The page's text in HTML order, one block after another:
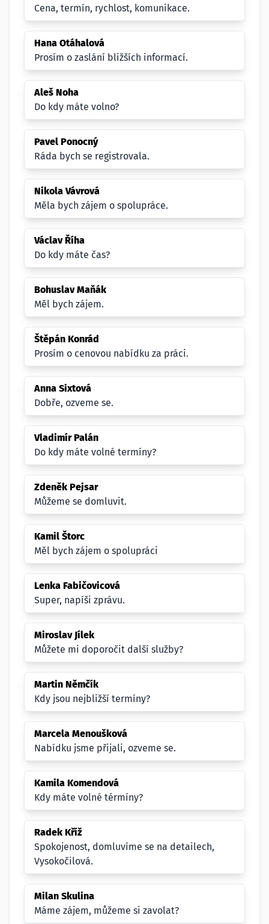
Cena, termín, rychlost, komunikace.
Hana Otáhalová
Prosím o zaslání bližších informací.
Aleš Noha
Do kdy máte volno?
Pavel Ponocný
Ráda bych se registrovala.
Nikola Vávrová
Měla bych zájem o spolupráce.
Václav Říha
Do kdy máte čas?
Bohuslav Maňák
Měl bych zájem.
Štěpán Konrád
Prosím o cenovou nabídku za práci.
Anna Sixtová
Dobře, ozveme se.
Vladimír Palán
Do kdy máte volné termíny?
Zdeněk Pejsar
Můžeme se domluvit.
Kamil Štorc
Měl bych zájem o spolupráci
Lenka Fabičovicová
Super, napíši zprávu.
Miroslav Jílek
Můžete mi doporočit další služby?
Martin Němčík
Kdy jsou nejbližší termíny?
Marcela Menoušková
Nabídku jsme přijali, ozveme se.
Kamila Komendová
Kdy máte volné térmíny?
Radek Kříž
Spokojenost, domluvíme se na detailech,
Vysokočilová.
Milan Skulina
Máme zájem, můžeme si zavolat?